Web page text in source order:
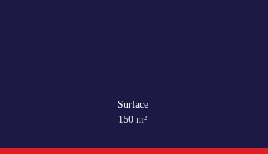
Surface
150m²